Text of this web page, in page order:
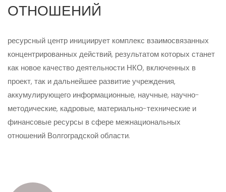
ОТНОШЕНИЙ
ресурсный центр инициирует комплекс взаимосвязанных
концентрированных действий, результатом которых станет
как новое качество деятельности НКО, включенных в
проект, так и дальнейшее развитие учреждения,
аккумулирующего информационные, научные, научно-
методические, кадровые, материально-технические и
финансовые ресурсы в сфере межнациональных
отношений Волгоградской области.